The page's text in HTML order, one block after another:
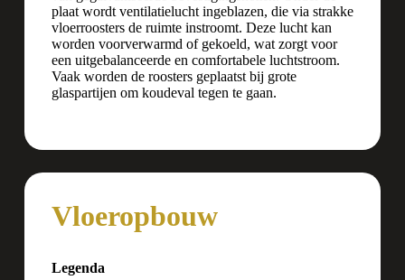
plaat wordt ventilatielucht ingeblazen, die via strakke
vloerroosters de ruimte instroomt. Deze lucht kan
worden voorverwarmd of gekoeld, wat zorgt voor
een uitgebalanceerde en comfortabele luchtstroom.
Vaak worden de roosters geplaatst bij grote
glaspartijen om koudeval tegen te gaan.
Vloeropbouw
Legenda